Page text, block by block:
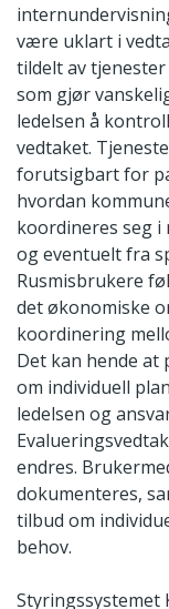
være uklart i
tildelt av
som gjør
ledelsen å
vedtaket.
forutsigbart for
hvordan
koordineres seg i
og eventuelt fra
Rusmisbrukere
det økonomiske
koordinering
Det kan hende at
om individuell
ledelsen og
endres.
dokumenteres,
tilbud om
behov.
Styringssystemet